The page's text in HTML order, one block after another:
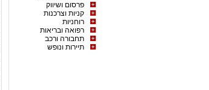
פרסום ושיווק
קניות וצרכנות
רוחניות
רפואה ובריאות
תחבורה ורכב
תיירות ונופש